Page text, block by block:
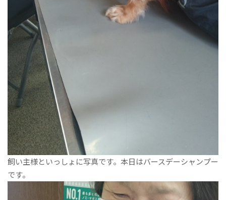
飼い主様といっしょに写真です。本日はバースデーシャンプー
です。